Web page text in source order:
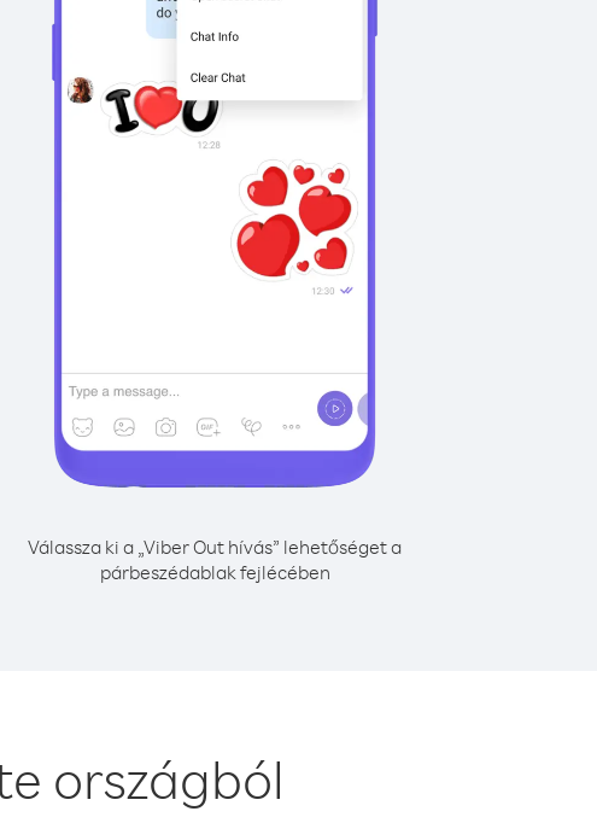
Válassza ki a „Viber Out hívás” lehetőséget a
párbeszédablak fejlécében
országból